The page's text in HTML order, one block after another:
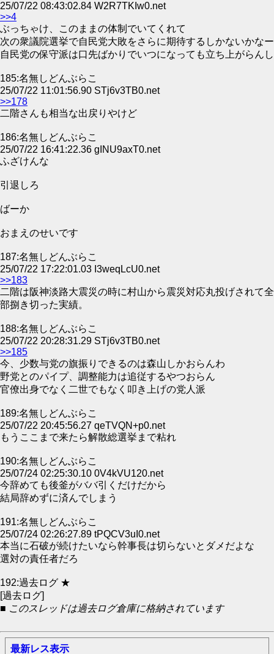
25/07/22 08:43:02.84 W2R7TKIw0.net
>>4
ぶっちゃけ、このままの体制でいてくれて
次の衆議院選挙で自民党大敗をさらに期待するしかないかなー
自民党の保守派は口先ばかりでいつになっても立ち上がらんし
185:名無しどんぶらこ
25/07/22 11:01:56.90 STj6v3TB0.net
>>178
二階さんも相当な出戻りやけど
186:名無しどんぶらこ
25/07/22 16:41:22.36 gINU9axT0.net
ふざけんな
引退しろ
ばーか
おまえのせいです
187:名無しどんぶらこ
25/07/22 17:22:01.03 I3weqLcU0.net
>>183
二階は阪神淡路大震災の時に村山から震災対応丸投げされて全
部捌き切った実績。
188:名無しどんぶらこ
25/07/22 20:28:31.29 STj6v3TB0.net
>>185
今、少数与党の旗振りできるのは森山しかおらんわ
野党とのパイプ、調整能力は追従するやつおらん
官僚出身でなく二世でもなく叩き上げの党人派
189:名無しどんぶらこ
25/07/22 20:45:56.27 qeTVQN+p0.net
もうここまで来たら解散総選挙まで粘れ
190:名無しどんぶらこ
25/07/24 02:25:30.10 0V4kVU120.net
今辞めても後釜がババ引くだけだから
結局辞めずに済んでしまう
191:名無しどんぶらこ
25/07/24 02:26:27.89 tPQCV3uI0.net
本当に石破が続けたいなら幹事長は切らないとダメだよな
選対の責任者だろ
192:過去ログ ★
[過去ログ]
■ このスレッドは過去ログ倉庫に格納されています
最新レス表示